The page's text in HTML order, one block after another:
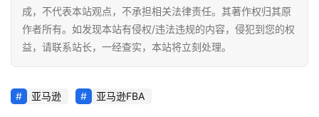
成，不代表本站观点，不承担相关法律责任。其著作权归其原
作者所有。如发现本站有侵权/违法违规的内容，侵犯到您的权
益，请联系站长，一经查实，本站将立刻处理。
亚马逊 亚马逊FBA